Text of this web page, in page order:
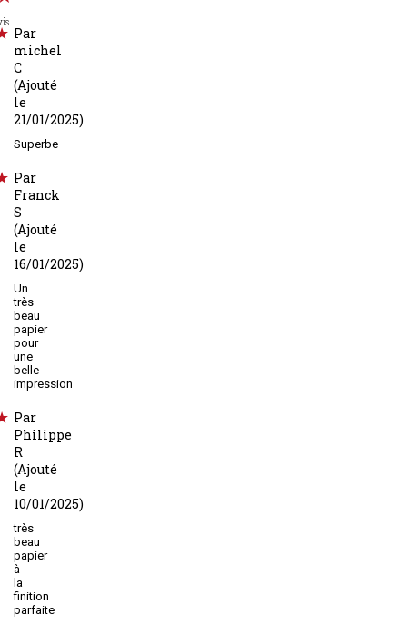
Par
michel
C
(Ajouté
le
21/01/2025)
Superbe
Par
Franck
S
(Ajouté
le
16/01/2025)
Un
très
beau
papier
pour
une
belle
impression
Par
Philippe
R
(Ajouté
le
10/01/2025)
très
beau
papier
à
la
finition
parfaite